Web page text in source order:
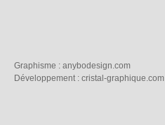
Graphisme : anybodesign.com
Développement : cristal-graphique.com